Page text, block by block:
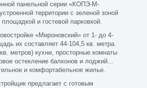
панельной серии «КОПЭ-М-
территории с зеленой зоной
и гостевой парковкой.
«Мироновский» от 1- до 4-
их составляет 44-104,5 кв. метра.
метров) кухни, просторные комнаты
остекление балконов и лоджий...
и комфортабельное жилье.
предлагает с готовым